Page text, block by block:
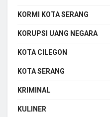
KORMI KOTA SERANG
KORUPSI UANG NEGARA
KOTA CILEGON
KOTA SERANG
KRIMINAL
KULINER